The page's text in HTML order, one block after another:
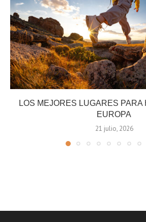
LOS MEJORES LUGARES PARA
EUROPA
21 julio, 2026